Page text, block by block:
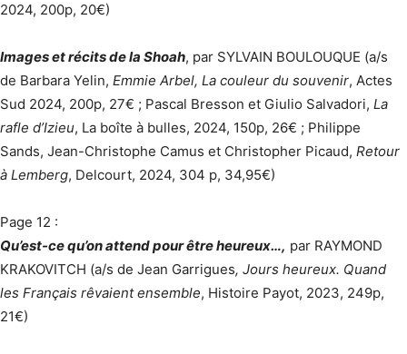
2024, 200p, 20€)
Images et récits de la Shoah, par SYLVAIN BOULOUQUE (a/s
de Barbara Yelin, Emmie Arbel, La couleur du souvenir, Actes
Sud 2024, 200p, 27€ ; Pascal Bresson et Giulio Salvadori, La
rafle d’Izieu, La boîte à bulles, 2024, 150p, 26€ ; Philippe
Sands, Jean-Christophe Camus et Christopher Picaud, Retour
à Lemberg, Delcourt, 2024, 304 p, 34,95€)
Page 12 :
Qu’est-ce qu’on attend pour être heureux…, par RAYMOND
KRAKOVITCH (a/s de Jean Garrigues, Jours heureux. Quand
les Français rêvaient ensemble, Histoire Payot, 2023, 249p,
21€)